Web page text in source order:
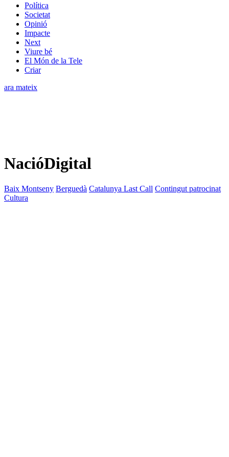
Política
Societat
Opinió
Impacte
Next
Viure bé
El Món de la Tele
Criar
ara mateix
NacióDigital
Baix Montseny Berguedà Catalunya Last Call Contingut patrocinat
Cultura